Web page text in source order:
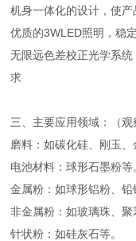
机身一体化的设计，使
优质的3WLED照明，稳
无限远色差校正光学系
求
三、主要应用领域：（观
磨料：如碳化硅、刚玉、
电池材料：球形石墨粉等
金属粉：如球形铝粉、铅
非金属粉：如玻璃珠、聚
针状粉：如硅灰石等。